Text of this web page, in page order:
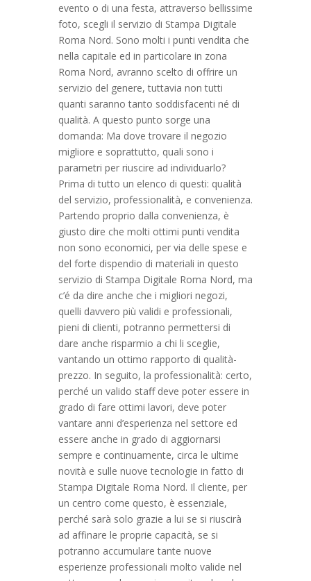
evento o di una festa, attraverso bellissime
foto, scegli il servizio di Stampa Digitale
Roma Nord. Sono molti i punti vendita che
nella capitale ed in particolare in zona
Roma Nord, avranno scelto di offrire un
servizio del genere, tuttavia non tutti
quanti saranno tanto soddisfacenti né di
qualità. A questo punto sorge una
domanda: Ma dove trovare il negozio
migliore e soprattutto, quali sono i
parametri per riuscire ad individuarlo?
Prima di tutto un elenco di questi: qualità
del servizio, professionalità, e convenienza.
Partendo proprio dalla convenienza, è
giusto dire che molti ottimi punti vendita
non sono economici, per via delle spese e
del forte dispendio di materiali in questo
servizio di Stampa Digitale Roma Nord, ma
c’é da dire anche che i migliori negozi,
quelli davvero più validi e professionali,
pieni di clienti, potranno permettersi di
dare anche risparmio a chi li sceglie,
vantando un ottimo rapporto di qualità-
prezzo. In seguito, la professionalità: certo,
perché un valido staff deve poter essere in
grado di fare ottimi lavori, deve poter
vantare anni d’esperienza nel settore ed
essere anche in grado di aggiornarsi
sempre e continuamente, circa le ultime
novità e sulle nuove tecnologie in fatto di
Stampa Digitale Roma Nord. Il cliente, per
un centro come questo, è essenziale,
perché sarà solo grazie a lui se si riuscirà
ad affinare le proprie capacità, se si
potranno accumulare tante nuove
esperienze professionali molto valide nel